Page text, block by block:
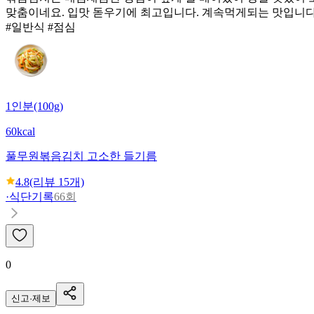
맞춤이네요. 입맛 돋우기에 최고입니다. 계속먹게되는 맛입니
#일반식 #점심
1인분(100g)
60kcal
풀무원 볶음김치 고소한 들기름
4.8(리뷰 15개)
·식단기록66회
0
신고·제보